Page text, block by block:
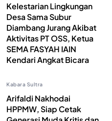
Kelestarian Lingkungan
Desa Sama Subur
Diambang Jurang Akibat
Aktivitas PT OSS, Ketua
SEMA FASYAH IAIN
Kendari Angkat Bicara
Kabara Sultra
Arifaldi Nakhodai
HPPMW, Siap Cetak